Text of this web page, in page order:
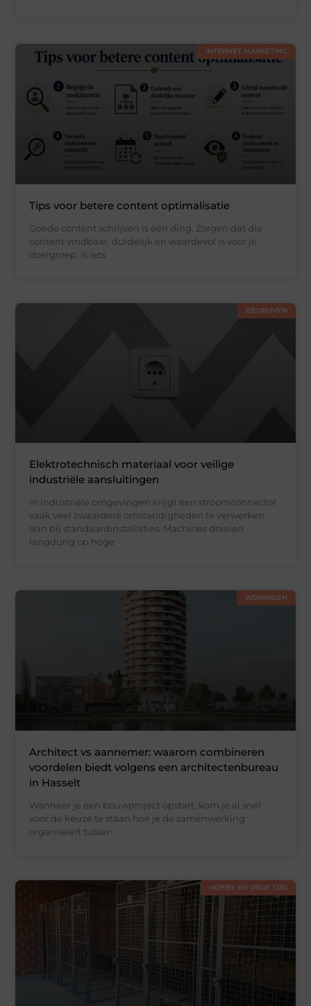
INTERNET MARKETING
Tips voor betere content optimalisatie
Goede content schrijven is één ding. Zorgen dat die
content vindbaar, duidelijk en waardevol is voor je
doelgroep, is iets
BEDRIJVEN
Elektrotechnisch materiaal voor veilige
industriële aansluitingen
In industriële omgevingen krijgt een stroomconnector
vaak veel zwaardere omstandigheden te verwerken
dan bij standaardinstallaties. Machines draaien
langdurig op hoge
WONINGEN
Architect vs aannemer: waarom combineren
voordelen biedt volgens een architectenbureau
in Hasselt
Wanneer je een bouwproject opstart, kom je al snel
voor de keuze te staan hoe je de samenwerking
organiseert tussen
HOBBY EN VRIJE TIJD